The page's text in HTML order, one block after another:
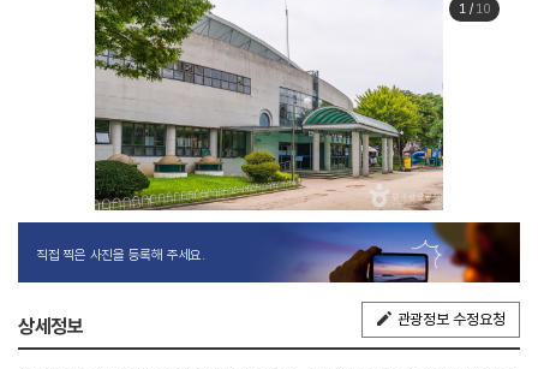
1/ 10
직접 찍은 사진을 등록해 주세요.
상세정보 관광정보 수정요청